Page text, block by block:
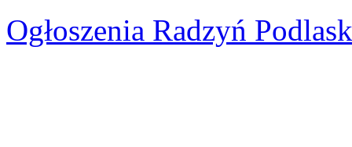
Ogłoszenia Radzyń